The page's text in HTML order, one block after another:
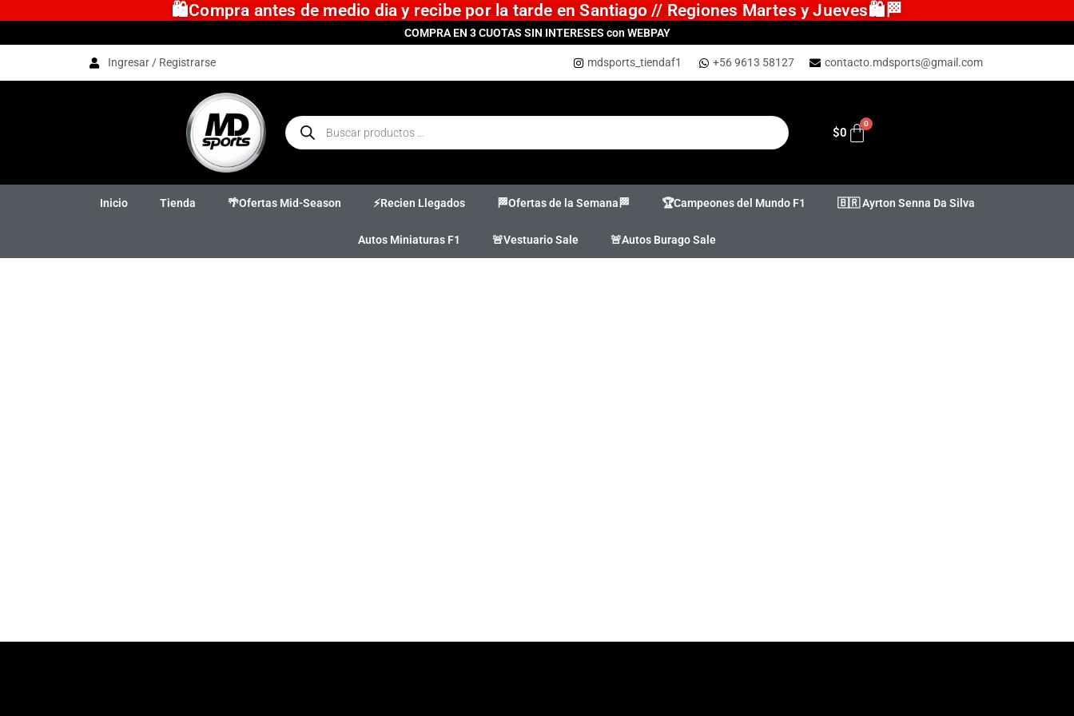
🛍️Compra antes de medio dia y recibe por la tarde en Santiago // Regiones Martes y Jueves🛍️🏁
COMPRA EN 3 CUOTAS SIN INTERESES con WEBPAY
Ingresar / Registrarse mdsports_tiendaf1 +56 9613 58127 contacto.mdsports@gmail.com
$0
Inicio Tienda 🌴Ofertas Mid-Season ⚡Recien Llegados 🏁Ofertas de la Semana🏁 🏆Campeones del Mundo F1 🇧🇷 Ayrton Senna Da Silva
Autos Miniaturas F1 🚨Vestuario Sale 🚨Autos Burago Sale